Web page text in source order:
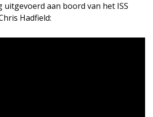
uitgevoerd aan boord van het ISS
Hadfield: